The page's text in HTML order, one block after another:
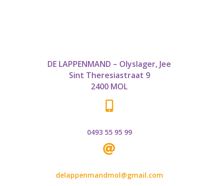
DE LAPPENMAND – Olyslager, Jee
Sint Theresiastraat 9
2400 MOL

0493 55 95 99

delappenmandmol@gmail.com